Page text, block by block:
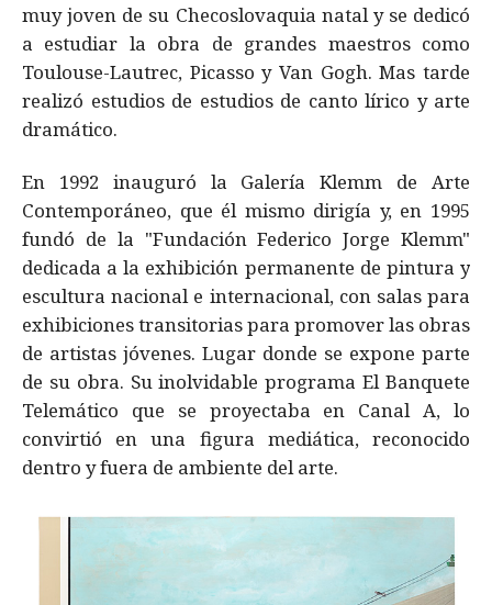
muy joven de su Checoslovaquia natal y se dedicó
a estudiar la obra de grandes maestros como
Toulouse-Lautrec, Picasso y Van Gogh. Mas tarde
realizó estudios de estudios de canto lírico y arte
dramático.
En 1992 inauguró la Galería Klemm de Arte
Contemporáneo, que él mismo dirigía y, en 1995
fundó de la "Fundación Federico Jorge Klemm"
dedicada a la exhibición permanente de pintura y
escultura nacional e internacional, con salas para
exhibiciones transitorias para promover las obras
de artistas jóvenes. Lugar donde se expone parte
de su obra. Su inolvidable programa El Banquete
Telemático que se proyectaba en Canal A, lo
convirtió en una figura mediática, reconocido
dentro y fuera de ambiente del arte.